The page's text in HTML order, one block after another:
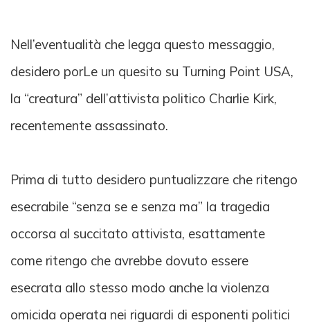
Nell’eventualità che legga questo messaggio,
desidero porLe un quesito su Turning Point USA,
la “creatura” dell’attivista politico Charlie Kirk,
recentemente assassinato.
Prima di tutto desidero puntualizzare che ritengo
esecrabile “senza se e senza ma” la tragedia
occorsa al succitato attivista, esattamente
come ritengo che avrebbe dovuto essere
esecrata allo stesso modo anche la violenza
omicida operata nei riguardi di esponenti politici